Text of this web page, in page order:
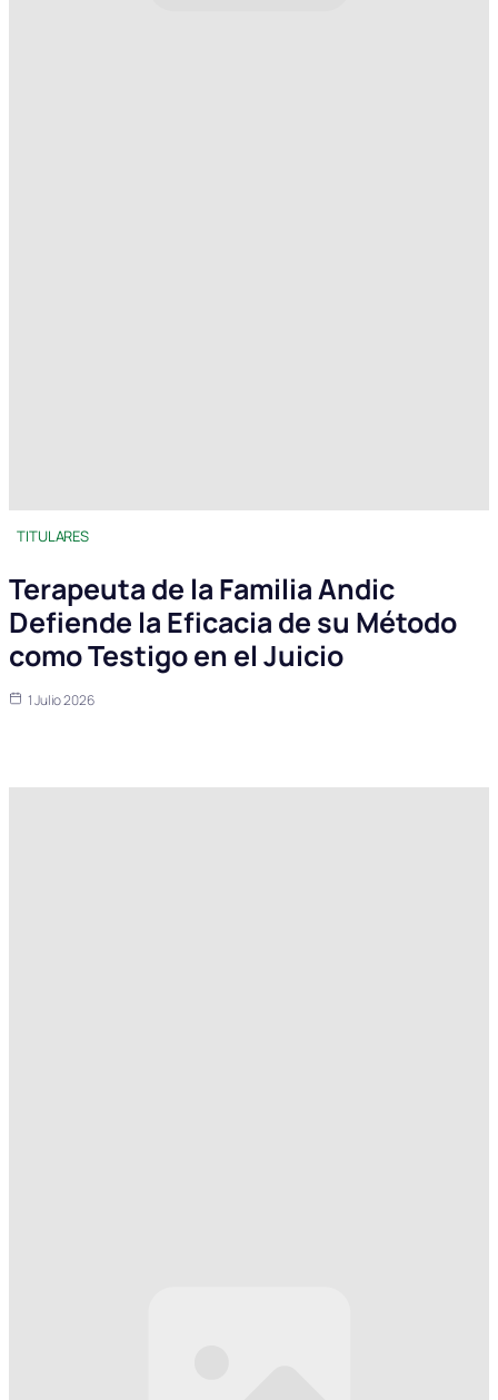
TITULARES
Terapeuta de la Familia Andic
Defiende la Eficacia de su Método
como Testigo en el Juicio
1 Julio 2026